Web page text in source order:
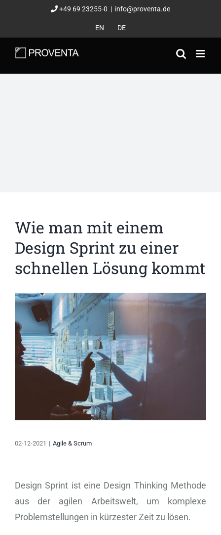
springen
+49 69 23255-0 | info@proventa.de
EN DE
Wie man mit einem
Design Sprint zu einer
schnellen Lösung kommt
Zeige
grösseres
Bild
02-12-2021 | Agile & Scrum
Design Sprint ist eine Design Thinking Methode
aus der agilen Arbeitswelt, um komplexe
Problemstellungen in kürzester Zeit zu lösen.